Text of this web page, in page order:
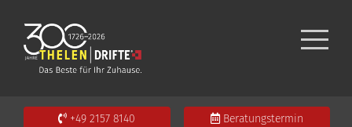
+49 2157 8140 Beratungstermin